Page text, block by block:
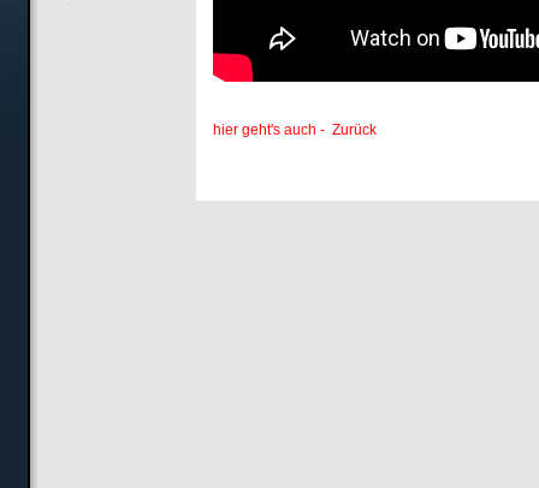
hier geht's auch - Zurück